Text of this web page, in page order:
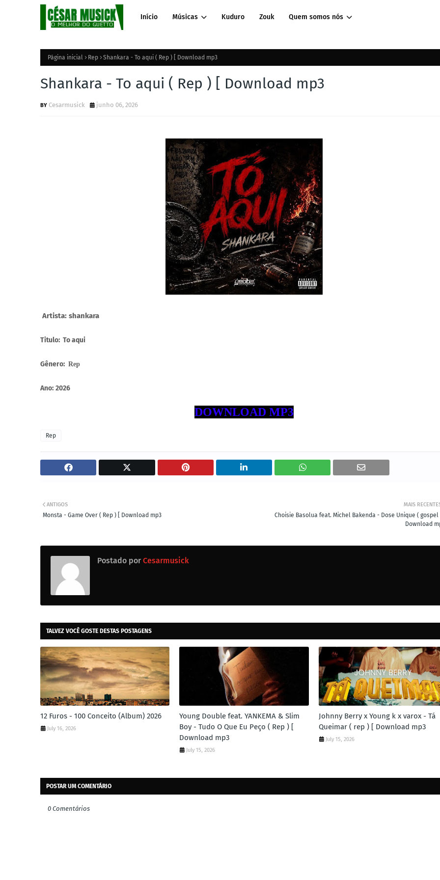
Início Músicas Kuduro Zouk Quem somos nós
Página inicial Rep Shankara - To aqui ( Rep ) [ Download mp3
Shankara - To aqui ( Rep ) [ Download mp3
Cesarmusick junho 06, 2026
Artista: shankara
Titulo: To aqui
Gênero: Rep
Ano: 2026
DOWNLOAD MP3
Rep
MAIS
Choisie Basolua feat. Michel Bakenda - Dose Unique ( gospel )
Download
ANTIGOS
Monsta - Game Over ( Rep ) [ Download mp3
Postado por Cesarmusick
TALVEZ VOCÊ GOSTE DESTAS POSTAGENS
12 Furos - 100 Conceito (Album) 2026
July 16, 2026
Young Double feat. YANKEMA & Slim
Boy - Tudo O Que Eu Peço ( Rep ) [
Download mp3
July 15, 2026
Johnny Berry x Young k x varox - Tá
Queimar ( rep ) [ Download mp3
July 15, 2026
POSTAR UM COMENTÁRIO
0 Comentários